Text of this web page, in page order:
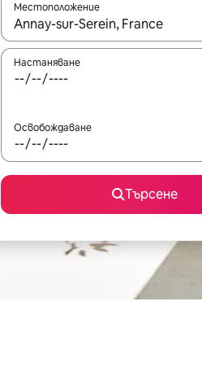
Местоположение
Когато резултатите се
Настаняване
Освобождаване
Търсене